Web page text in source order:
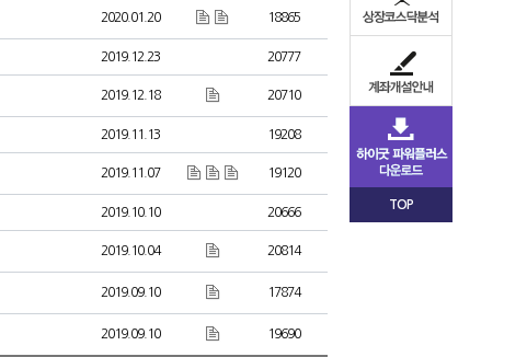
2020.01.20 18865
2019.12.23 20777
2019.12.18 20710
2019.11.13 19208
2019.11.07 19120
2019.10.10 20666
2019.10.04 20814
2019.09.10 17874
2019.09.10 19690
TOP